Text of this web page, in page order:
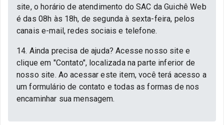
site, o horário de atendimento do SAC da Guichê Web
é das 08h às 18h, de segunda à sexta-feira, pelos
canais e-mail, redes sociais e telefone.
14. Ainda precisa de ajuda? Acesse nosso site e
clique em "Contato", localizada na parte inferior de
nosso site. Ao acessar este item, você terá acesso a
um formulário de contato e todas as formas de nos
encaminhar sua mensagem.